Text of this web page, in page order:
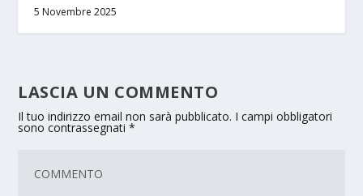
5 Novembre 2025
LASCIA UN COMMENTO
Il tuo indirizzo email non sarà pubblicato. I campi obbligatori
sono contrassegnati*